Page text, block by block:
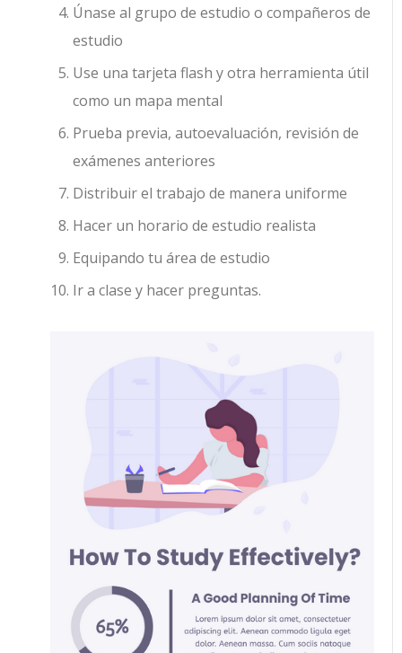
Únase al grupo de estudio o compañeros de
estudio
Use una tarjeta flash y otra herramienta útil
como un mapa mental
Prueba previa, autoevaluación, revisión de
exámenes anteriores
Distribuir el trabajo de manera uniforme
Hacer un horario de estudio realista
Equipando tu área de estudio
Ir a clase y hacer preguntas.